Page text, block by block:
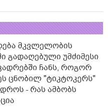
მკვლელობის
გადაღებული უმძიმესი
ჩანს, როგორ
ცნობილ "ტიკტოკერს"
- რას ამბობს